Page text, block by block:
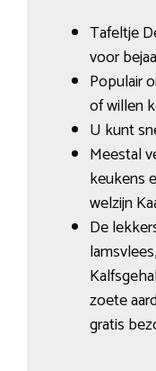
Tafeltje
voor
Populair
of willen
U kunt
Meestal
keukens
welzijn
De
zoete
gratis